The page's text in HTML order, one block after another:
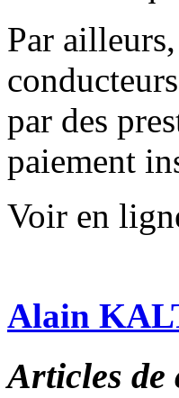
Par
par des
paiement
Voir en
Alain
Articles de